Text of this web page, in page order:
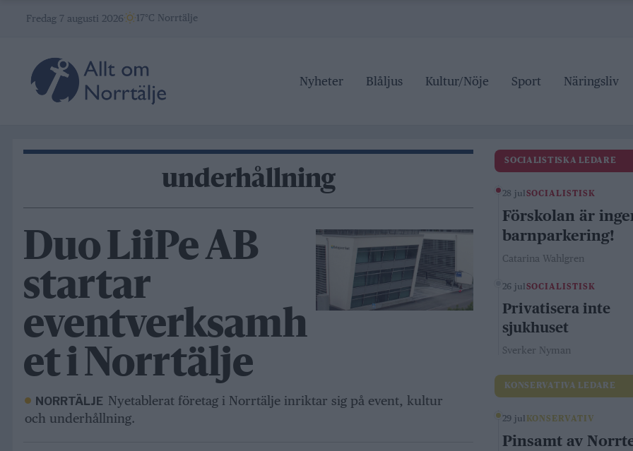
Fredag 7 augusti 2026 17°C Norrtälje
Nyheter Blåljus Kultur/Nöje Sport Näringsliv
underhållning
Duo LiiPe AB
startar
eventverksamh
et i Norrtälje
NORRTÄLJE Nyetablerat företag i Norrtälje inriktar sig på event, kultur
och underhållning.
SOCIALISTISKA LEDARE
28 jul SOCIALISTISK
Förskolan är
barnparkering!
Catarina Wahlgren
26 jul SOCIALISTISK
Privatisera inte
sjukhuset
Sverker Nyman
KONSERVATIVA LEDARE
29 jul KONSERVATIV
Pinsamt av